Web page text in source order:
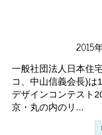
2015
一般社団法人日本住
コ、中山信義会長)は
デザインコンテスト
京・丸の内のリ...